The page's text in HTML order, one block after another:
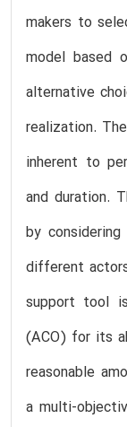
makers to
model based
alternative
realization.
inherent to
and duration.
by
different
support tool
(ACO) for its
reasonable
a multi-